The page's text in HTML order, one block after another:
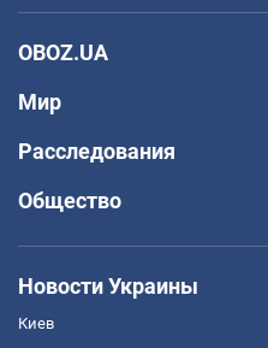
OBOZ.UA
Мир
Расследования
Общество
Новости Украины
Киев